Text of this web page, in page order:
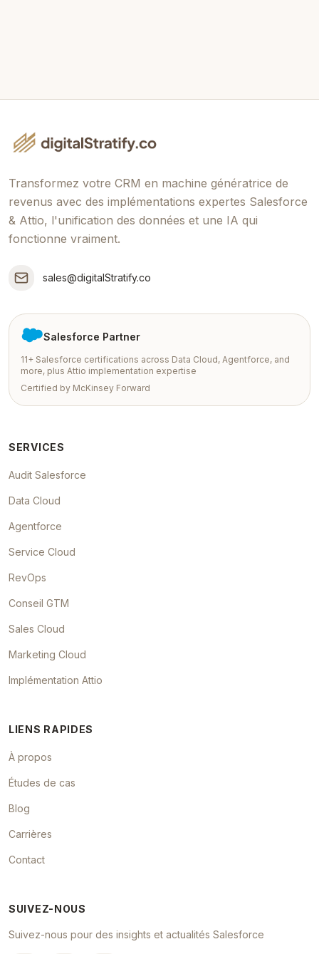
Transformez votre CRM en machine génératrice de
revenus avec des implémentations expertes Salesforce
& Attio, l'unification des données et une IA qui
fonctionne vraiment.
sales@digitalStratify.co
Salesforce Partner
11+ Salesforce certifications across Data Cloud, Agentforce, and
more, plus Attio implementation expertise
Certified by McKinsey Forward
SERVICES
Audit Salesforce
Data Cloud
Agentforce
Service Cloud
RevOps
Conseil GTM
Sales Cloud
Marketing Cloud
Implémentation Attio
LIENS RAPIDES
À propos
Études de cas
Blog
Carrières
Contact
SUIVEZ-NOUS
Suivez-nous pour des insights et actualités Salesforce